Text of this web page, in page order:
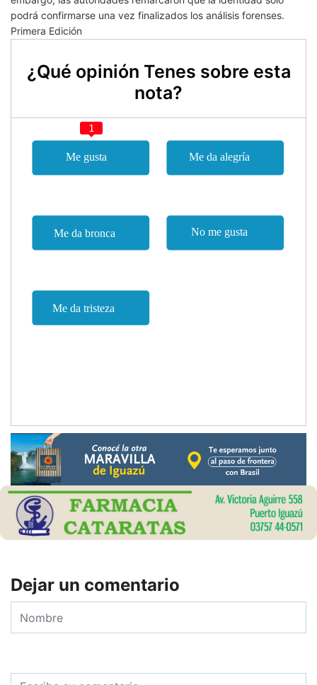
podrá confirmarse una vez finalizados los análisis forenses.
Primera Edición
¿Qué opinión Tenes sobre esta
nota?
1
Dejar un comentario